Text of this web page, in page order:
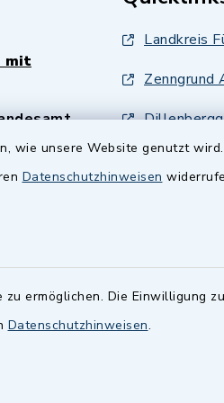
wie unsere Website genutzt
Datenschutzhinweisen
ermöglichen. Die Einwilligung
Datenschutzhinweisen.
mit
.
Landkreis
Zenngrund